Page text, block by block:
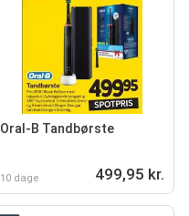
Oral-B Tandbørste
10 dage 499,95 kr.